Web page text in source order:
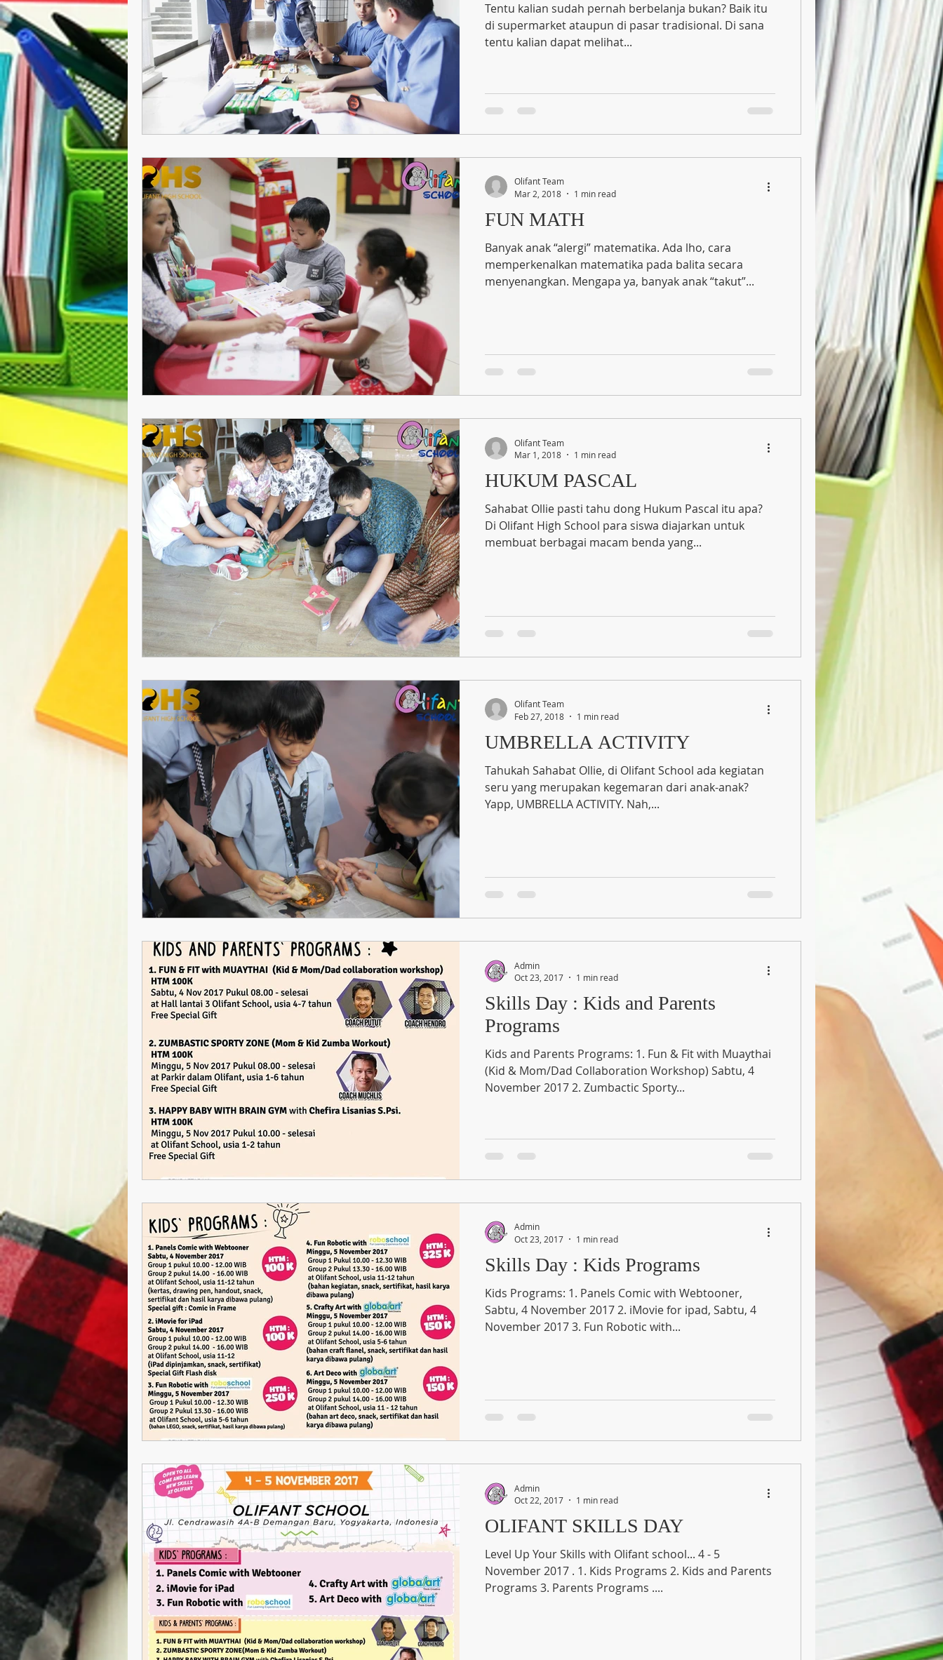
Tentu kalian sudah pernah berbelanja bukan? Baik itu
di supermarket ataupun di pasar tradisional. Di sana
tentu kalian dapat melihat...
FUN MATH
Banyak anak “alergi” matematika. Ada lho, cara
memperkenalkan matematika pada balita secara
menyenangkan. Mengapa ya, banyak anak “takut”...
Olifant Team
Mar 2, 2018
1 min read
HUKUM PASCAL
Sahabat Ollie pasti tahu dong Hukum Pascal itu apa?
Di Olifant High School para siswa diajarkan untuk
membuat berbagai macam benda yang...
Olifant Team
Mar 1, 2018
1 min read
UMBRELLA ACTIVITY
Tahukah Sahabat Ollie, di Olifant School ada kegiatan
seru yang merupakan kegemaran dari anak-anak?
Yapp, UMBRELLA ACTIVITY. Nah,...
Olifant Team
Feb 27, 2018
1 min read
Skills Day : Kids and Parents
Programs
Kids and Parents Programs: 1. Fun & Fit with Muaythai
(Kid & Mom/Dad Collaboration Workshop) Sabtu, 4
November 2017 2. Zumbactic Sporty...
Admin
Oct 23, 2017
1 min read
Skills Day : Kids Programs
Kids Programs: 1. Panels Comic with Webtooner,
Sabtu, 4 November 2017 2. iMovie for ipad, Sabtu, 4
November 2017 3. Fun Robotic with...
Admin
Oct 23, 2017
1 min read
OLIFANT SKILLS DAY
Level Up Your Skills with Olifant school... 4 - 5
November 2017 . 1. Kids Programs 2. Kids and Parents
Programs 3. Parents Programs ....
Admin
Oct 22, 2017
1 min read